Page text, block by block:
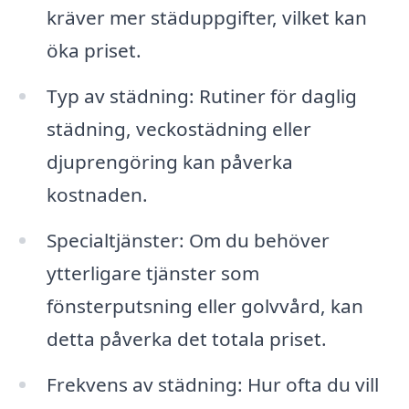
kräver mer städuppgifter, vilket kan
öka priset.
Typ av städning: Rutiner för daglig
städning, veckostädning eller
djuprengöring kan påverka
kostnaden.
Specialtjänster: Om du behöver
ytterligare tjänster som
fönsterputsning eller golvvård, kan
detta påverka det totala priset.
Frekvens av städning: Hur ofta du vill